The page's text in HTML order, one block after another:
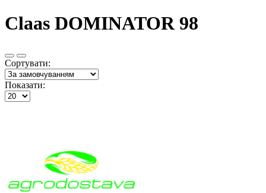
Claas DOMINATOR 98
Сортувати:
Показати: